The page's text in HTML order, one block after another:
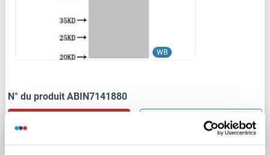
WB
N° du produit ABIN7141880
Détails